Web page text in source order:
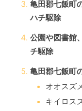
亀田郡七飯町
ハチ駆除
公園や図書館
チ駆除
亀田郡七飯町
オオスズ
キイロス